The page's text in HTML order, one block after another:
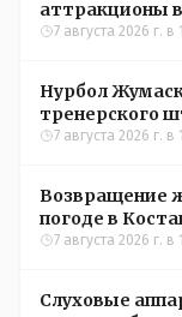
аттракционы
окупятся?
7 августа 2026 г. в
Нурбол
тренерского
Казахстана по
7 августа 2026 г. в
Возвращение
погоде в
7 августа 2026 г. в
Слуховые